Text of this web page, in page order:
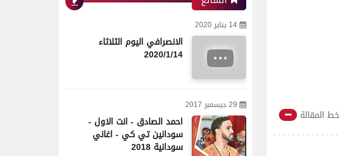
خط المقالة
14 يناير 2020
الانصرافي اليوم الثلاثاء
2020/1/14
29 ديسمبر 2017
احمد الصادق - انت الاول -
سودانين تي كي - اغاني
سودانية 2018